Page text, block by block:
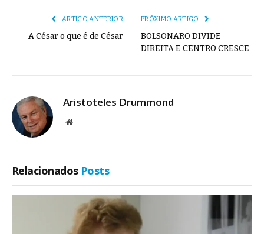
ARTIGO ANTERIOR
A César o que é de César
PRÓXIMO ARTIGO
BOLSONARO DIVIDE
DIREITA E CENTRO CRESCE
Aristoteles Drummond
Site
Relacionados Posts